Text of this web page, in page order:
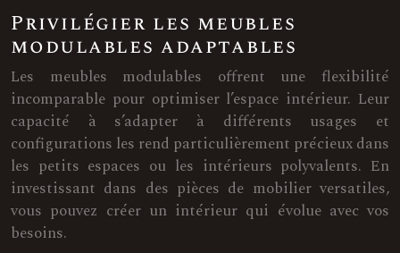
Privilégier les meubles
modulables adaptables
Les meubles modulables offrent une flexibilité
incomparable pour optimiser l’espace intérieur. Leur
capacité à s’adapter à différents usages et
configurations les rend particulièrement précieux dans
les petits espaces ou les intérieurs polyvalents. En
investissant dans des pièces de mobilier versatiles,
vous pouvez créer un intérieur qui évolue avec vos
besoins.